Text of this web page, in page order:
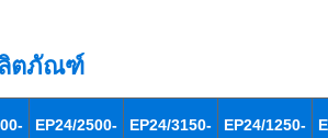
ลิตภัณฑ์
EP24/2500-
EP24/3150-
EP24/1250-